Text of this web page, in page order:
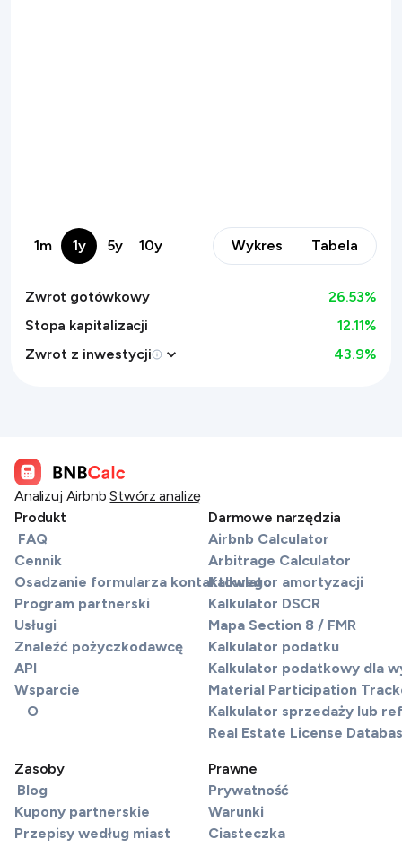
1m 1y 5y 10y Wykres Tabela
Zwrot gotówkowy 26.53%
Stopa kapitalizacji
12.11%
Zwrot z inwestycji
43.9%
Analizuj Airbnb Stwórz analizę
Produkt
FAQ
Cennik
Osadzanie formularza kontaktowego
Program partnerski
Usługi
Znaleźć pożyczkodawcę
API
Wsparcie
O
Darmowe narzędzia
Airbnb Calculator
Arbitrage Calculator
Kalkulator amortyzacji
Kalkulator DSCR
Mapa Section 8 / FMR
Kalkulator podatku
Kalkulator podatkowy dla
Material Participation
Kalkulator sprzedaży lub
Real Estate License
Zasoby
Blog
Kupony partnerskie
Przepisy według miast
Prawne
Prywatność
Warunki
Ciasteczka